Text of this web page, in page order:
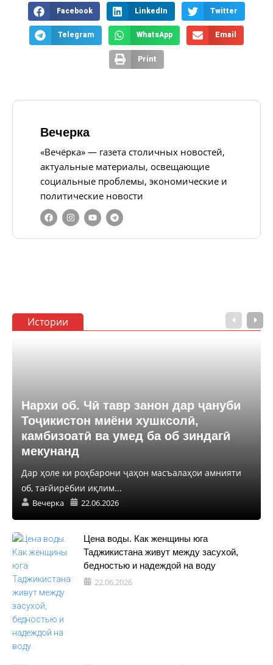
Facebook LinkedIn Twitter
Telegram WhatsApp Email
Print
Вечерка
«Вечёрка» — газета столичных новостей,
актуальные материалы, освещающие
социальные проблемы, экономические и
политические новости
Истории
Нархи об. Чӣ тавр занон дар ҷануби
Тоҷикистон миёни хушксолӣ,
камбизоатӣ ва умед ба об зиндагӣ
мекунанд
Дар ҳоле ки роҳбарони ҷаҳон масъалаҳои амнияти
об, тағйирёбии иқлим...
Вечерка 22.06.2026
Цена воды. Как женщины юга
Таджикистана живут между засухой,
бедностью и надеждой на воду
22.06.2026